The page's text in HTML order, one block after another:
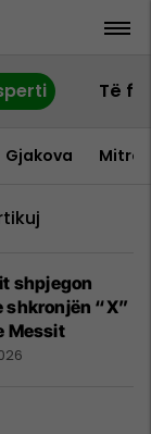
Të
Gjakova
shpjegon
shkronjën “X”
Messit